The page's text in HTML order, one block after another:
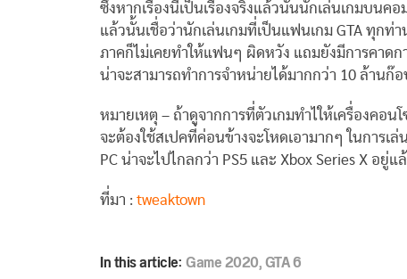
ซึ่งหากเรื่องนี้เป็นเรื่องจริงแล้วนั่นนักเล่นเกมบนค
แล้วนั้นเชื่อว่านักเล่นเกมที่เป็นแฟนเกม GTA ทุกท่
ภาคก็ไม่เคยทำให้แฟนๆ ผิดหวัง แถมยังมีการคาด
น่าจะสามารถทำการจำหน่ายได้มากกว่า 10 ล้านก๊
หมายเหตุ – ถ้าดูจากการที่ตัวเกมทำไให้เครื่องคอ
จะต้องใช้สเปคที่ค่อนข้างจะโหดเอามากๆ ในการเ
PC น่าจะไปไกลกว่า PS5 และ Xbox Series X อยู่แ
ที่มา : tweaktown
In this article:Game 2020,GTA 6